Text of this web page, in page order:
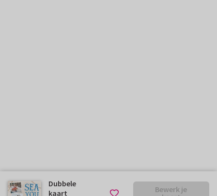
Dubbele
kaart
Bewerk je